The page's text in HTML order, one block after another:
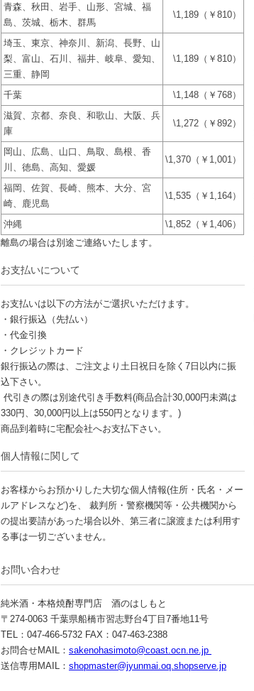
青森、秋田、岩手、山形、宮城、福
島、茨城、栃木、群馬
\1,189（￥810）
埼玉、東京、神奈川、新潟、長野、山
梨、富山、石川、福井、岐阜、愛知、
三重、静岡
\1,189（￥810）
千葉
\1,148（￥768）
滋賀、京都、奈良、和歌山、大阪、兵
庫
\1,272（￥892）
岡山、広島、山口、鳥取、島根、香
川、徳島、高知、愛媛
\1,370（￥1,001）
福岡、佐賀、長崎、熊本、大分、宮
崎、鹿児島
\1,535（￥1,164）
沖縄
\1,852（￥1,406）
離島の場合は別途ご連絡いたします。
お支払いについて
お支払いは以下の方法がご選択いただけます。
・銀行振込（先払い）
・代金引換
・クレジットカード
銀行振込の際は、ご注文より土日祝日を除く7日以内に振
込下さい。
代引きの際は別途代引き手数料(商品合計30,000円未満は
330円、30,000円以上は550円となります。)
商品到着時に宅配会社へお支払下さい。
個人情報に関して
お客様からお預かりした大切な個人情報(住所・氏名・メー
ルアドレスなど)を、 裁判所・警察機関等・公共機関から
の提出要請があった場合以外、第三者に譲渡または利用す
る事は一切ございません。
お問い合わせ
純米酒・本格焼酎専門店 酒のはしもと
〒274-0063 千葉県船橋市習志野台4丁目7番地11号
TEL：047-466-5732 FAX：047-463-2388
お問合せMAIL： sakenohasimoto@coast.ocn.ne.jp
送信専用MAIL： shopmaster@jyunmai.oq.shopserve.jp